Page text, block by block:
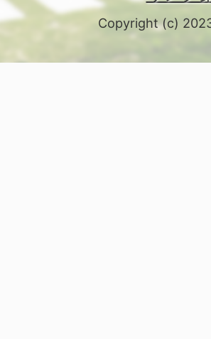
Copyright (c)